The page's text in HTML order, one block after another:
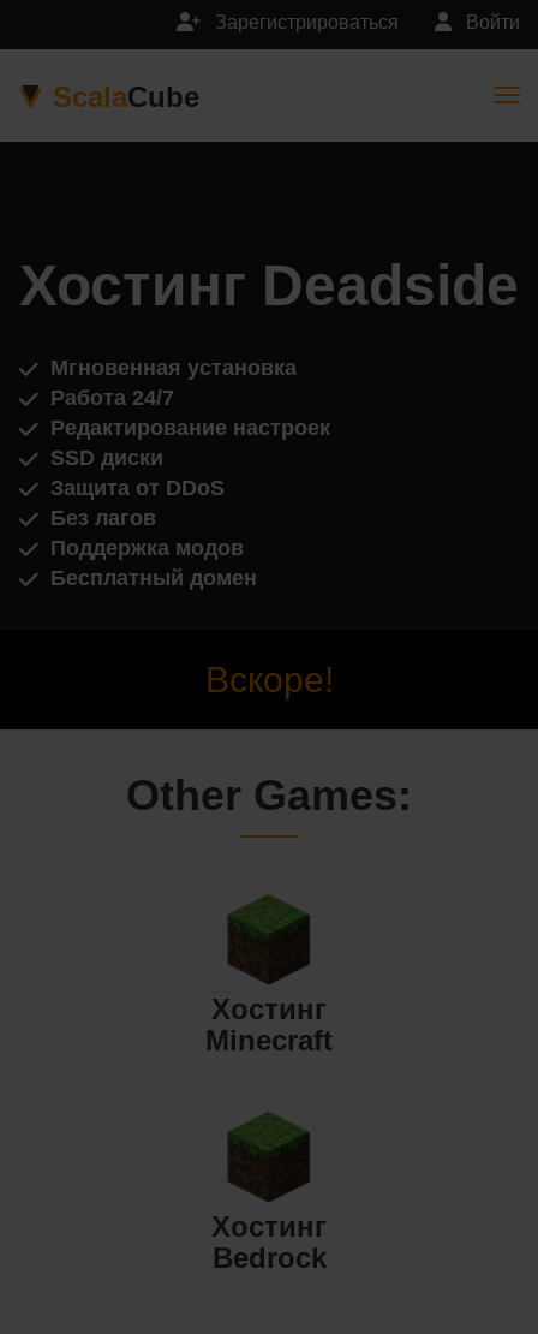
Войти
Зарегистрироваться
ScalaCube
Хостинг Deadside
Мгновенная установка
Работа 24/7
Редактирование настроек
SSD диски
Защита от DDoS
Без лагов
Поддержка модов
Бесплатный домен
Вскоре!
Other Games:
Хостинг
Minecraft
Хостинг
Bedrock